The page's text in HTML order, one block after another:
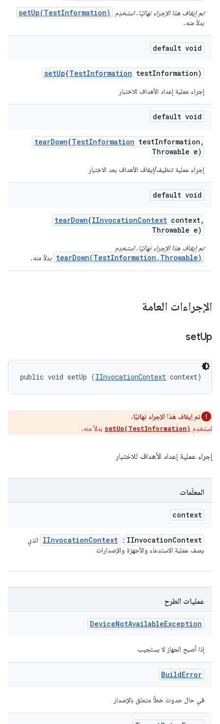
تم إيقاف هذا الإجراء نهائيًا. استخدِم setUp(TestInformation)
بدلاً منه.
default void
setUp(TestInformation testInformation)
إجراء عملية إعداد الأهداف للاختبار
default void
tearDown(TestInformation testInformation ,
Throwable e)
إجراء عملية تنظيف/إيقاف الأهداف بعد الاختبار
default void
tearDown(IInvocationContext context,
Throwable e)
تم إيقاف هذا الإجراء نهائيًا. استخدِم
tearDown(TestInformation,Throwable) بدلاً منه.
الإجراءات العامة
setUp
public void setUp (IInvocationContext context)
تم إيقاف هذا الإجراء نهائيًا.
استخدِم setUp(TestInformation) بدلاً منه.
إجراء عملية إعداد الأهداف للاختبار
المعلَمات
context
IInvocationContext
: ‏
IInvocationContext
الذي
يصف عملية الاستدعاء والأجهزة والإصدارات
عمليات الطرح
DeviceNotAvailableException
إذا أصبح الجهاز لا يستجيب
BuildError
في حال حدوث خطأ متعلق بالإصدار